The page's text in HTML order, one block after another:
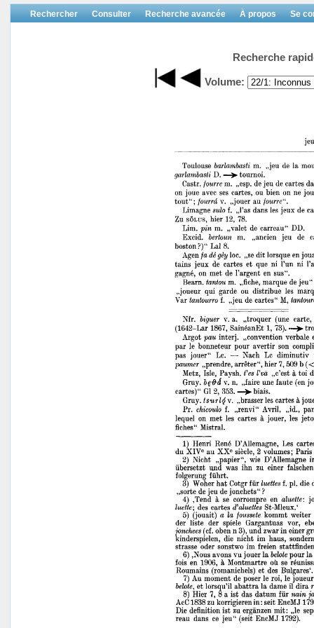
Rechercher Consulter Recherche avancée À propos Se
Recherche
Volume: